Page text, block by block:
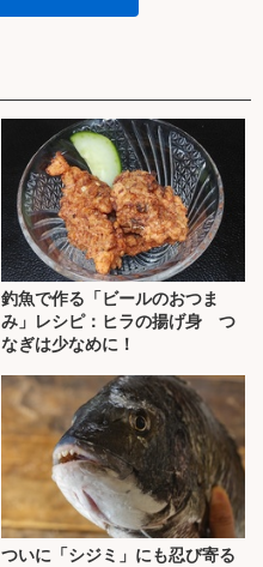
釣魚で作る「ビールのおつま
み」レシピ：ヒラの揚げ身 つ
なぎは少なめに！
ついに「シジミ」にも忍び寄る